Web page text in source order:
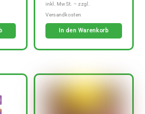
In den Warenkorb